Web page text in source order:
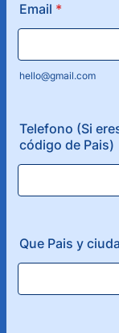
Email *
hello@gmail.com
Telefono (Si
código de Pais)
Que Pais y